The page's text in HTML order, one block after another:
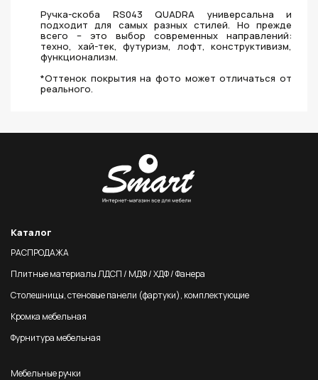
Ручка-скоба RS043 QUADRA универсальна и
подходит для самых разных стилей. Но прежде
всего – это выбор современных направлений:
техно, хай-тек, футуризм, лофт, конструктивизм,
функционализм.
*Оттенок покрытия на фото может отличаться от
реального.
Каталог
РАСПРОДАЖА
Плитные материалы ЛДСП / МДФ / ХДФ / Фанера
Столешницы, стеновые панели (фартуки), комплектующие
Кромка мебельная
Фурнитура мебельная
Мебельные ручки